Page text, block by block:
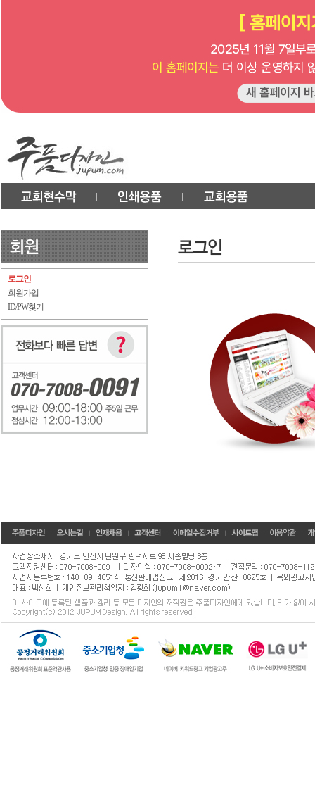
로그인
회원가입
ID/PW찾기